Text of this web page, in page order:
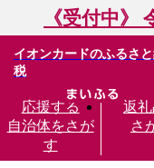
《受付中》
イオンカードのふるさ
税
応援する
自治体をさが
す
返
さ